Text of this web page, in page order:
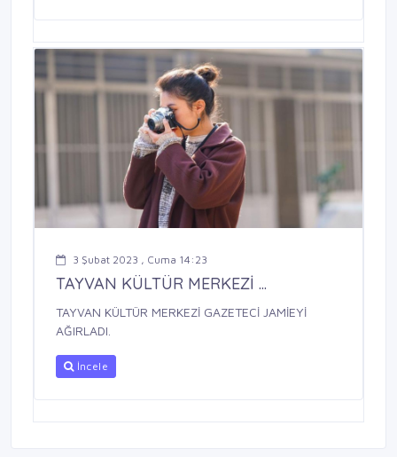
3 Şubat 2023 , Cuma 14:23
TAYVAN KÜLTÜR MERKEZİ ...
TAYVAN KÜLTÜR MERKEZİ GAZETECİ JAMİEYİ
AĞIRLADI.
İncele